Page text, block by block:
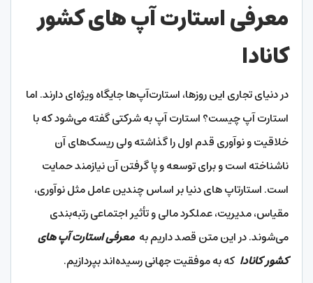
معرفی استارت آپ های کشور
کانادا
در دنیای تجاری این روزها، استارت‌آپ‌ها جایگاه ویژه‌ای دارند. اما
استارت آپ چیست؟ استارت آپ به شرکتی گفته می‌شود که با
خلاقیت و نوآوری قدم اول را گذاشته ولی ریسک‌های آن
ناشناخته است و برای توسعه و پا گرفتن آن نیازمند حمایت
است. استارتاپ های دنیا بر اساس چندین عامل مثل نوآوری،
مقیاس، مدیریت، عملکرد مالی و تأثیر اجتماعی رتبه‌بندی
می‌شوند. در این متن قصد داریم بهمعرفی استارت آپ های
کشور کانادا که به موفقیت جهانی رسیده‌اند بپردازیم.